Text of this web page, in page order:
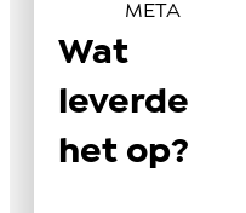
META
Wat
leverde
het op?